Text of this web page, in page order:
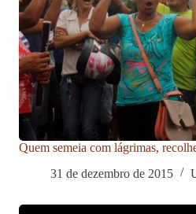
Quem semeia com lágrimas,
31 de dezembro de 2015